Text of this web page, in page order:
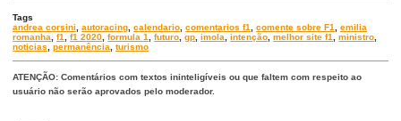
Tags
andrea corsini
,autoracing ,calendario ,comentarios f1 ,comente sobre F1 ,emilia
romanha
,f1 ,f1 2020 ,formula 1 ,futuro ,gp ,imola ,intenção ,melhor site f1 ,ministro
noticias
,permanência ,turismo
ATENÇÃO: Comentários com textos ininteligíveis ou que faltem com respeito ao
usuário não serão aprovados pelo moderador.